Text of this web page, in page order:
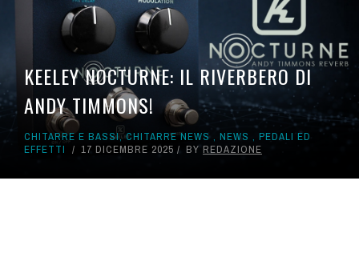
KEELEY NOCTURNE: IL RIVERBERO DI
ANDY TIMMONS!
CHITARRE E BASSI,CHITARRE NEWS , NEWS , PEDALI ED
EFFETTI
17 DICEMBRE 2025 BY REDAZIONE